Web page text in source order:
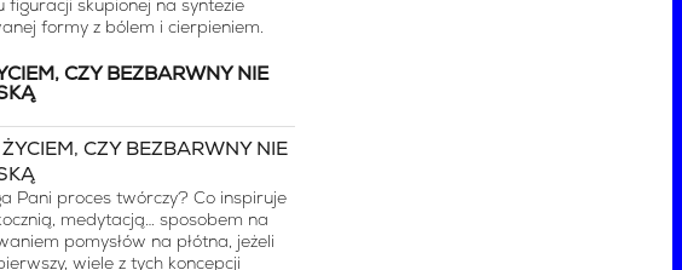
skupionej na syntezie
formy z bólem i cierpieniem.
CZY BEZBARWNY NIE
Pani proces twórczy? Co inspiruje
medytacją… sposobem na
pomysłów na płótna, jeżeli
wiele z tych koncepcji